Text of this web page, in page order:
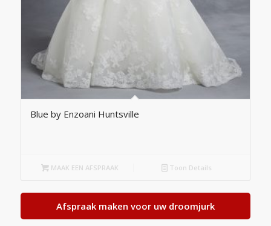
Blue by Enzoani Huntsville
MAAK EEN AFSPRAAK Toon Details
Afspraak maken voor uw droomjurk